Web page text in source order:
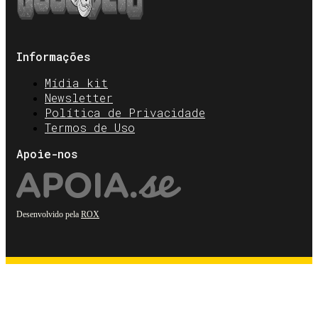
Informações
Mídia kit
Newsletter
Política de Privacidade
Termos de Uso
Apoie-nos
Desenvolvido pela ROX